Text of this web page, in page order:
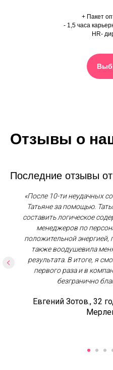
+ Пакет
- 1,5 часа
HR-
Отзывы о
Последние отзывы
«После 10-ти неудачных
Татьяне за помощью.
составить логическое
менеджеров по
положительной энергией,
также воодушевила
результата. В итоге, я
первого раза и в
безгранично
Евгений Зотов., 32